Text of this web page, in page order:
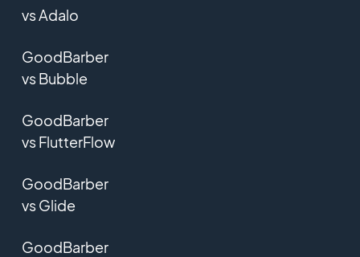
vs Adalo
GoodBarber
vs Bubble
GoodBarber
vs FlutterFlow
GoodBarber
vs Glide
GoodBarber